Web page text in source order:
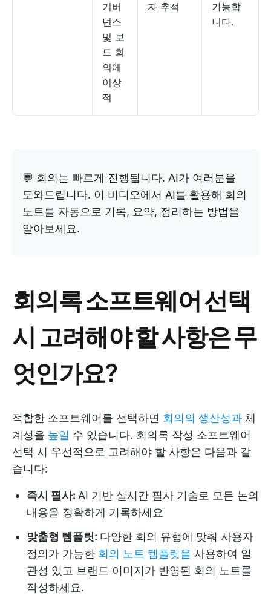
거버
넌스
및 보
드 회
의에
이상
적
자 추적
가능합
니다.
💬 회의는 빠르게 진행됩니다. AI가 여러분을
도와드립니다. 이 비디오에서 AI를 활용해 회의
노트를 자동으로 기록, 요약, 정리하는 방법을
알아보세요.
회의록 소프트웨어 선택
시 고려해야 할 사항은 무
엇인가요?
적합한 소프트웨어를 선택하면 회의의 생산성과 체
계성을 높일 수 있습니다. 회의록 작성 소프트웨어
선택 시 우선적으로 고려해야 할 사항은 다음과 같
습니다:
즉시 필사: AI 기반 실시간 필사 기술로 모든 논의
내용을 정확하게 기록하세요
맞춤형 템플릿: 다양한 회의 유형에 맞춰 사용자
정의가 가능한 회의 노트 템플릿을 사용하여 일
관성 있고 브랜드 이미지가 반영된 회의 노트를
작성하세요.